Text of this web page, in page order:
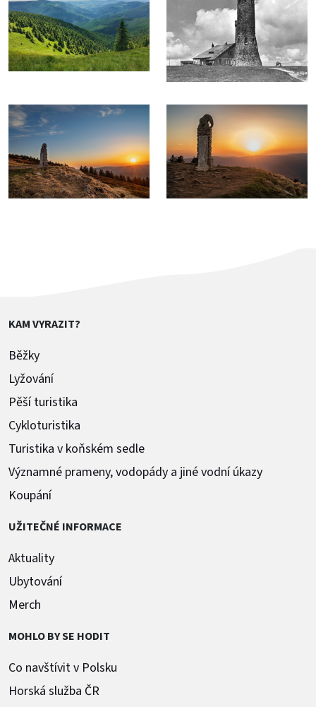
KAM VYRAZIT?
Běžky
Lyžování
Pěší turistika
Cykloturistika
Turistika v koňském sedle
Významné prameny, vodopády a jiné vodní úkazy
Koupání
UŽITEČNÉ INFORMACE
Aktuality
Ubytování
Merch
MOHLO BY SE HODIT
Co navštívit v Polsku
Horská služba ČR